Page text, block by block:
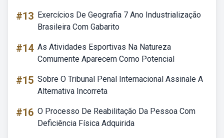
#13 Exercícios De Geografia 7 Ano Industrialização
Brasileira Com Gabarito
#14 As Atividades Esportivas Na Natureza
Comumente Aparecem Como Potencial
#15 Sobre O Tribunal Penal Internacional Assinale A
Alternativa Incorreta
#16 O Processo De Reabilitação Da Pessoa Com
Deficiência Física Adquirida